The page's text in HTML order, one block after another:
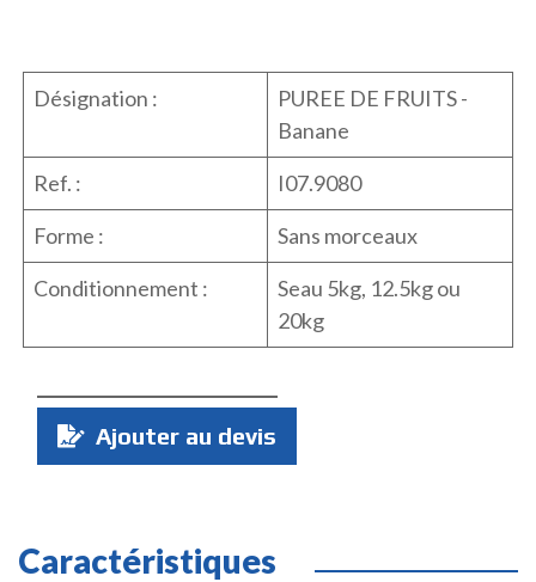
Désignation :
PUREE DE FRUITS -
Banane
Ref. :
I07.9080
Forme :
Sans morceaux
Conditionnement :
Seau 5kg, 12.5kg ou
20kg
Quantité
Ajouter au devis
Caractéristiques